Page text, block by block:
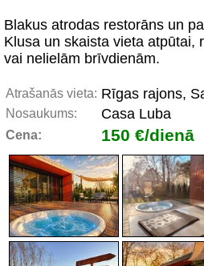
Blakus atrodas restorāns un
Klusa un skaista vieta atpūtai,
vai nelielām brīvdienām.
Atrašanās vieta: Rīgas rajons,
Nosaukums: Casa Luba
Cena: 150 €/dienā